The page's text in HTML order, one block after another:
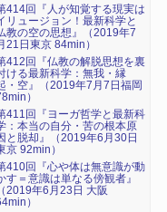
414回『人が知覚する現実は
リュージョン！最新科学と
教の空の思想』（2019年7
21日東京 84min）
412回『仏教の解脱思想を裏
ける最新科学：無我・縁
・空』（2019年7月7日福岡
）
411回『ヨーガ哲学と最新科
：本当の自分・苦の根本原
と脱却』（2019年6月30日
京 92min）
410回『心や体は無意識が動
す＝意識は単なる傍観者』
（2019年6月23日 大阪
）